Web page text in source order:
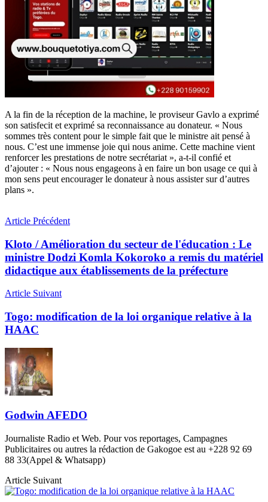
A la fin de la réception de la machine, le proviseur Gavlo a exprimé
son satisfecit et exprimé sa reconnaissance au donateur. « Nous
sommes très content pour le simple fait que le ministre ait pensé à
nous. C’est une immense joie qui nous anime. Cette machine vient
renforcer les prestations de notre secrétariat », a-t-il confié et
d’ajouter : « Nous nous engageons à en faire un bon usage ce qui à
mon sens peut encourager le donateur à nous assister sur d’autres
plans ».
Article Précédent
Kloto / Amélioration du secteur de l'éducation : Le
ministre Dodzi Komla Kokoroko a remis du matériel
didactique aux établissements de la préfecture
Article Suivant
Togo: modification de la loi organique relative à la
HAAC
Godwin AFEDO
Journaliste Radio et Web. Pour vos reportages, Campagnes
Publicitaires ou autres la rédaction de Gakogoe est au +228 92 69
88 33(Appel & Whatsapp)
Article Suivant